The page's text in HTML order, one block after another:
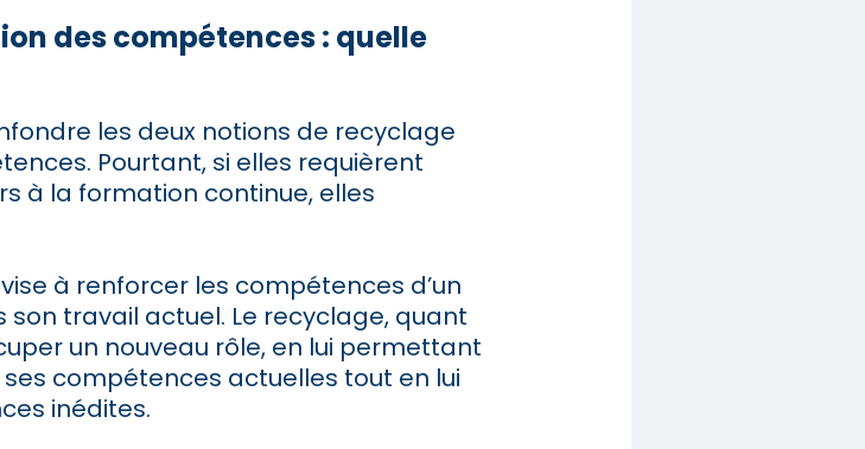
des compétences : quelle
les deux notions de recyclage
Pourtant, si elles requièrent
à la formation continue, elles
à renforcer les compétences d’un
son travail actuel. Le recyclage, quant
un nouveau rôle, en lui permettant
compétences actuelles tout en lui
inédites.